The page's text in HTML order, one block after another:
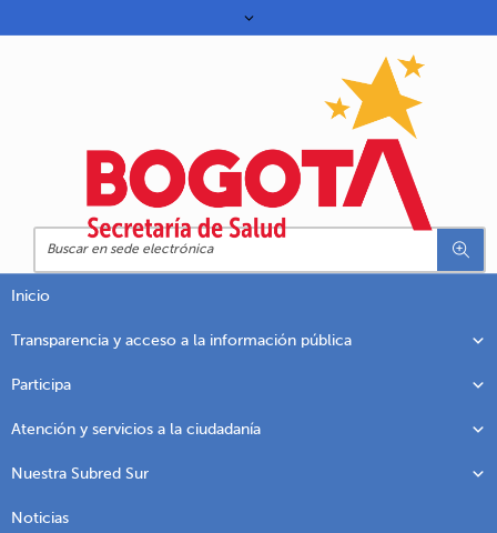
Inicio
Transparencia y acceso a la información pública
Participa
Atención y servicios a la ciudadanía
Nuestra Subred Sur
Noticias